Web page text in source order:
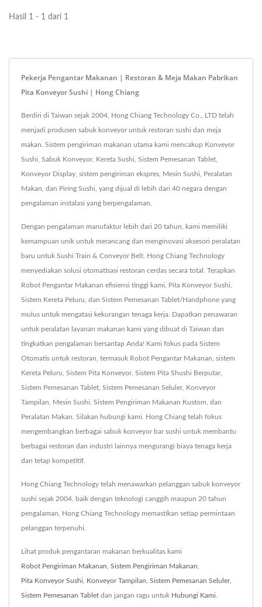
Hasil 1 - 1 dari 1
Pekerja Pengantar Makanan | Restoran & Meja Makan Pabrikan
Pita Konveyor Sushi | Hong Chiang
Berdiri di Taiwan sejak 2004, Hong Chiang Technology Co., LTD telah
menjadi produsen sabuk konveyor untuk restoran sushi dan meja
makan. Sistem pengiriman makanan utama kami mencakup Konveyor
Sushi, Sabuk Konveyor, Kereta Sushi, Sistem Pemesanan Tablet,
Konveyor Display, sistem pengiriman ekspres, Mesin Sushi, Peralatan
Makan, dan Piring Sushi, yang dijual di lebih dari 40 negara dengan
pengalaman instalasi yang berpengalaman.
Dengan pengalaman manufaktur lebih dari 20 tahun, kami memiliki
kemampuan unik untuk merancang dan menginovasi aksesori peralatan
baru untuk Sushi Train & Conveyor Belt. Hong Chiang Technology
menyediakan solusi otomatisasi restoran cerdas secara total. Terapkan
Robot Pengantar Makanan efisiensi tinggi kami, Pita Konveyor Sushi,
Sistem Kereta Peluru, dan Sistem Pemesanan Tablet/Handphone yang
mulus untuk mengatasi kekurangan tenaga kerja. Dapatkan penawaran
untuk peralatan layanan makanan kami yang dibuat di Taiwan dan
tingkatkan pengalaman bersantap Anda! Kami fokus pada Sistem
Otomatis untuk restoran, termasuk Robot Pengantar Makanan, sistem
Kereta Peluru, Sistem Pita Konveyor, Sistem Pita Shushi Berputar,
Sistem Pemesanan Tablet, Sistem Pemesanan Seluler, Konveyor
Tampilan, Mesin Sushi, Sistem Pengiriman Makanan Kustom, dan
Peralatan Makan. Silakan hubungi kami. Hong Chiang telah fokus
mengembangkan berbagai sabuk konveyor bar sushi untuk membantu
berbagai restoran dan industri lainnya mengurangi biaya tenaga kerja
dan tetap kompetitif.
Hong Chiang Technology telah menawarkan pelanggan sabuk konveyor
sushi sejak 2004, baik dengan teknologi canggih maupun 20 tahun
pengalaman, Hong Chiang Technology memastikan setiap permintaan
pelanggan terpenuhi.
Lihat produk pengantaran makanan berkualitas kami
Robot Pengiriman Makanan Sistem Pengiriman Makanan
Pita Konveyor Sushi Konveyor Tampilan Sistem Pemesanan Seluler,
Sistem Pemesanan Tablet dan jangan ragu untuk Hubungi Kami